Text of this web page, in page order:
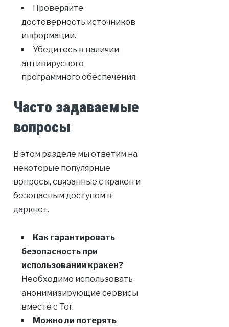
Проверяйте
достоверность источников
информации.
Убедитесь в наличии
антивирусного
программного обеспечения.
Часто задаваемые
вопросы
В этом разделе мы ответим на
некоторые популярные
вопросы, связанные с кракен и
безопасным доступом в
даркнет.
Как гарантировать
безопасность при
использовании кракен?
Необходимо использовать
анонимизирующие сервисы
вместе с Tor.
Можно ли потерять